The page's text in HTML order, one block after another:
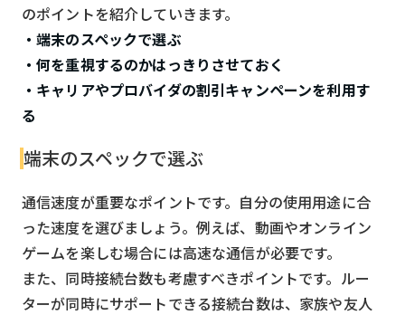
のポイントを紹介していきます。
・端末のスペックで選ぶ
・何を重視するのかはっきりさせておく
・キャリアやプロバイダの割引キャンペーンを利用す
る
端末のスペックで選ぶ
通信速度が重要なポイントです。自分の使用用途に合
った速度を選びましょう。例えば、動画やオンライン
ゲームを楽しむ場合には高速な通信が必要です。
また、同時接続台数も考慮すべきポイントです。ルー
ターが同時にサポートできる接続台数は、家族や友人